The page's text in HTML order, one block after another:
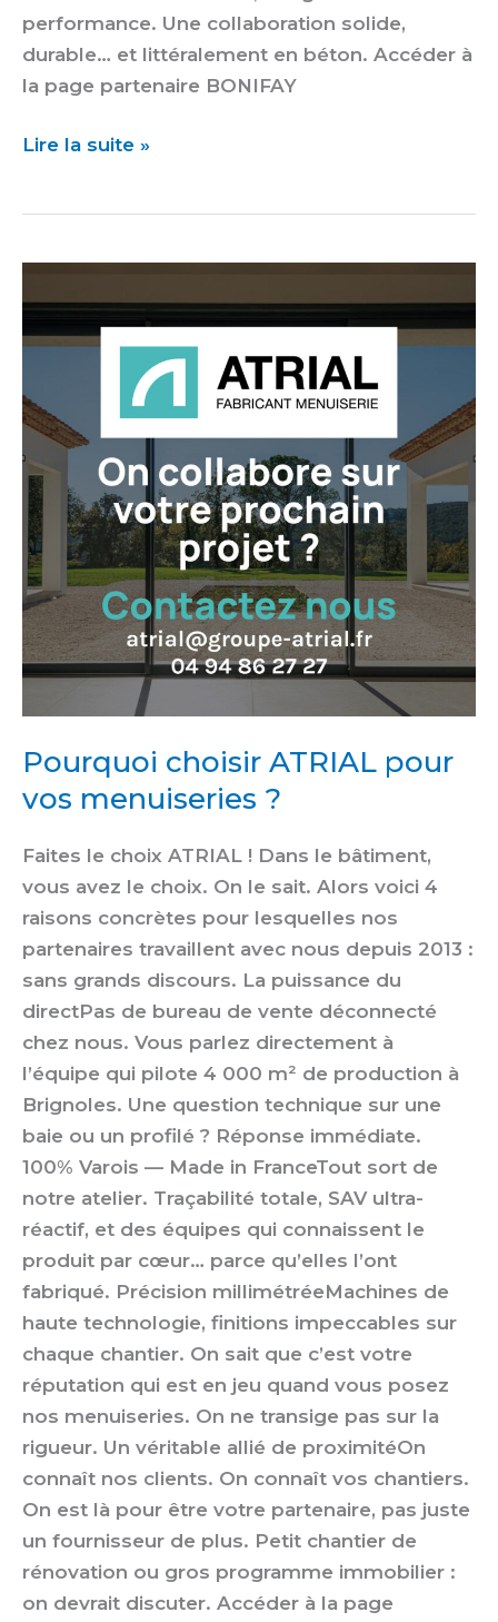
performance. Une collaboration solide,
durable… et littéralement en béton. Accéder à
la page partenaire BONIFAY
Lire la suite »
Pourquoi choisir ATRIAL pour
vos menuiseries ?
Faites le choix ATRIAL ! Dans le bâtiment,
vous avez le choix. On le sait. Alors voici 4
raisons concrètes pour lesquelles nos
partenaires travaillent avec nous depuis 2013 :
sans grands discours. La puissance du
directPas de bureau de vente déconnecté
chez nous. Vous parlez directement à
l’équipe qui pilote 4 000 m² de production à
Brignoles. Une question technique sur une
baie ou un profilé ? Réponse immédiate.
100% Varois — Made in FranceTout sort de
notre atelier. Traçabilité totale, SAV ultra-
réactif, et des équipes qui connaissent le
produit par cœur… parce qu’elles l’ont
fabriqué. Précision millimétréeMachines de
haute technologie, finitions impeccables sur
chaque chantier. On sait que c’est votre
réputation qui est en jeu quand vous posez
nos menuiseries. On ne transige pas sur la
rigueur. Un véritable allié de proximitéOn
connaît nos clients. On connaît vos chantiers.
On est là pour être votre partenaire, pas juste
un fournisseur de plus. Petit chantier de
rénovation ou gros programme immobilier :
on devrait discuter. Accéder à la page
choisir
ATRIAL
vos
menuiseries
?